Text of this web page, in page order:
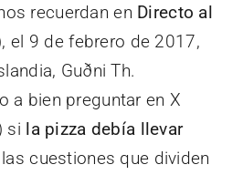
recuerdan en Directo al
el 9 de febrero de 2017,
Guðni Th.
a bien preguntar en X
si la pizza debía llevar
cuestiones que dividen